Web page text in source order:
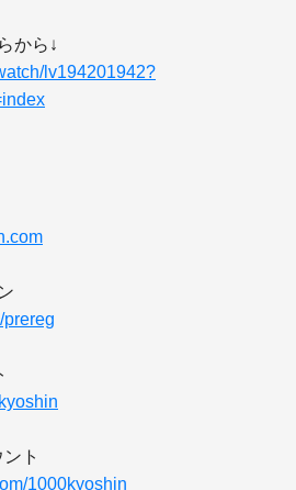
lv194201942?
prereg
1000kyoshin